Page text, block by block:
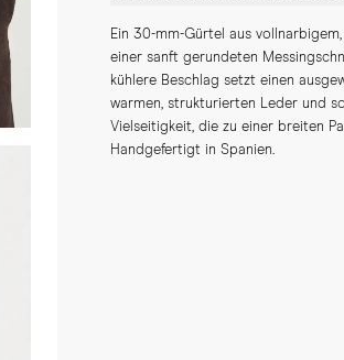
Ein 30-mm-Gürtel aus
einer sanft gerundeten
kühlere Beschlag setzt einen
warmen, strukturierten Leder und
Vielseitigkeit, die zu einer breiten
Handgefertigt in Spanien.